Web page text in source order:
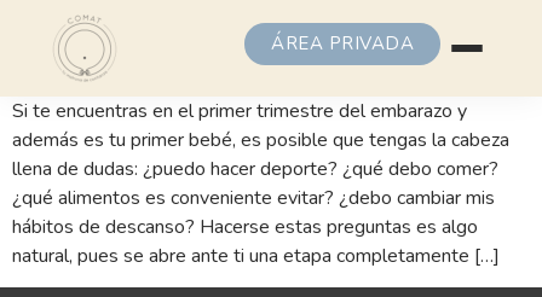
ÁREA PRIVADA
Si te encuentras en el primer trimestre del embarazo y
además es tu primer bebé, es posible que tengas la cabeza
llena de dudas: ¿puedo hacer deporte? ¿qué debo comer?
¿qué alimentos es conveniente evitar? ¿debo cambiar mis
hábitos de descanso? Hacerse estas preguntas es algo
natural, pues se abre ante ti una etapa completamente […]